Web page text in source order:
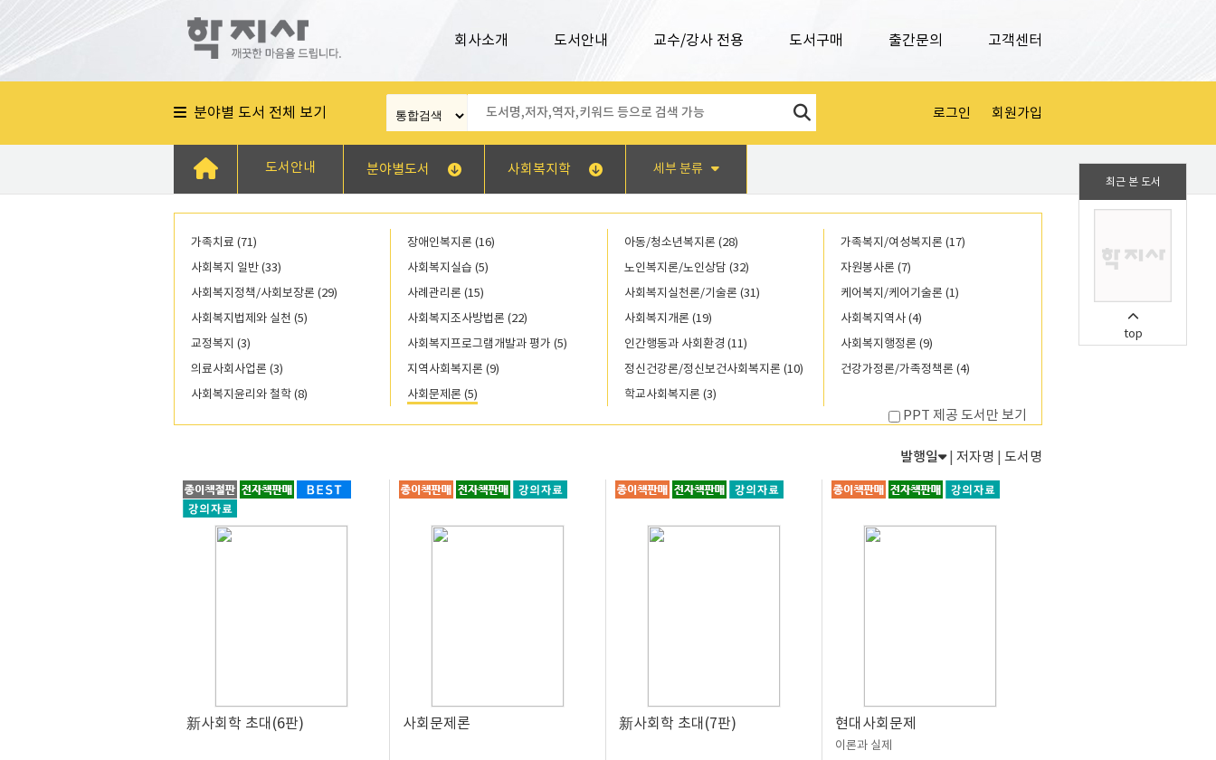
최근 본 도서
top
회사소개 도서안내 교수/강사 전용 도서구매 출간문의 고객센터
분야별 도서 전체 보기 로그인 회원가입
도서안내 분야별도서 사회복지학 세부 분류
가족치료 (71) 장애인복지론 (16) 아동/청소년복지론 (28)
가족복지/여성복지론 (17)
사회복지 일반 (33)
사회복지실습 (5) 노인복지론/노인상담 (32)
자원봉사론 (7)
사회복지정책/사회보장론 (29)
사례관리론 (15) 사회복지실천론/기술론 (31)
케어복지/케어기술론 (1)
사회복지법제와 실천 (5)
사회복지조사방법론 (22) 사회복지개론 (19)
사회복지역사 (4)
교정복지 (3)
사회복지프로그램개발과 평가 (5) 인간행동과 사회환경 (11)
사회복지행정론 (9)
의료사회사업론 (3)
지역사회복지론 (9) 정신건강론/정신보건사회복지론 (10)
건강가정론/가족정책론 (4)
사회복지윤리와 철학 (8)
사회문제론 (5) 학교사회복지론 (3)
PPT 제공 도서만 보기
발행일 | 저자명 | 도서명
新사회학 초대(6판) 사회문제론 新사회학 초대(7판) 현대사회문제
이론과 실제